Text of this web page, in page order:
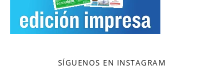
SÍGUENOS EN INSTAGRAM